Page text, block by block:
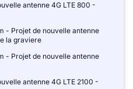
antenne 4G LTE 800 -
- Projet de nouvelle antenne
la graviere
- Projet de nouvelle antenne
antenne 4G LTE 2100 -